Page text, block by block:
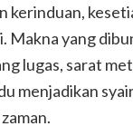
kerinduan,
Makna yang
lugas, sarat
menjadikan